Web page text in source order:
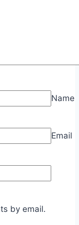
Name
Email
by email.